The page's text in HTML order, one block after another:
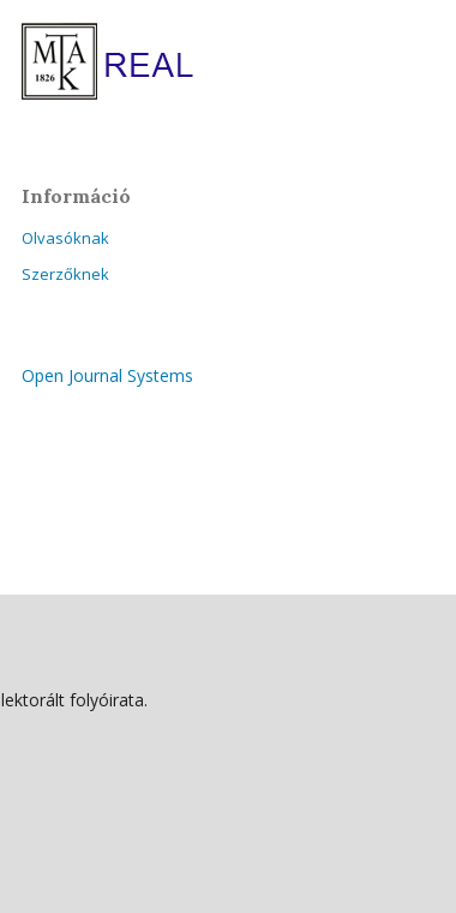
Információ
Olvasóknak
Szerzőknek
Open Journal Systems
lektorált folyóirata.